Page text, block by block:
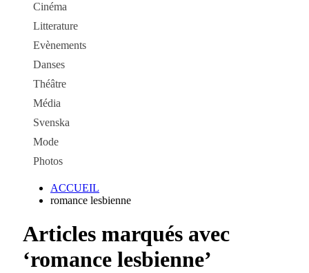
Cinéma
Litterature
Evènements
Danses
Théâtre
Média
Svenska
Mode
Photos
ACCUEIL
romance lesbienne
Articles marqués avec
‘romance lesbienne’